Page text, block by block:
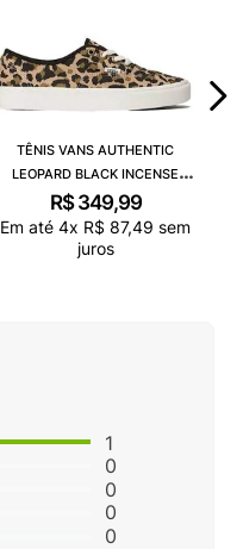
TÊNIS VANS AUTHENTIC
LEOPARD BLACK INCENSE
VN000D6GGR4
R$ 349,99
Em até 4x R$ 87,49 sem
juros
1
0
0
0
0